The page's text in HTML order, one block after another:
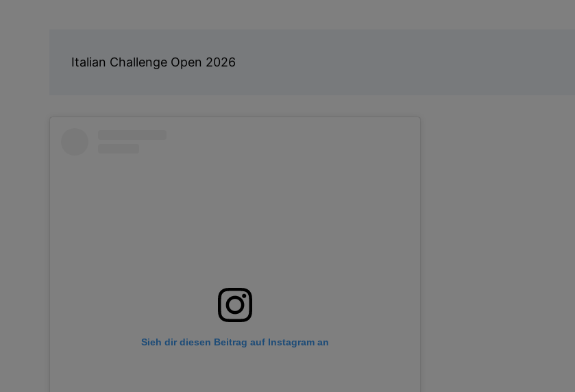
Italian Challenge Open 2026
Sieh dir diesen Beitrag auf Instagram an